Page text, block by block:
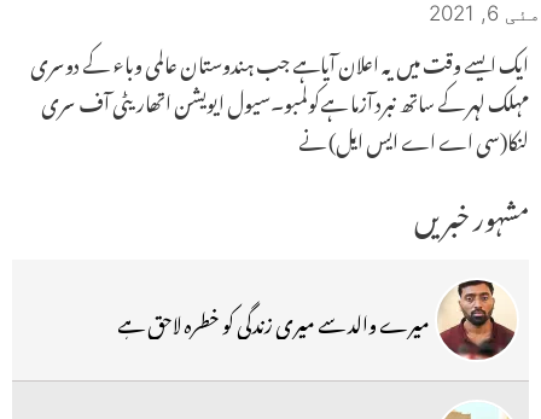
مئی 6, 2021
ایک ایسے وقت میں یہ اعلان آیاہے جب ہندوستان عالمی وباء کے دوسری
مہلک لہر کے ساتھ نبرد آزما ہےکولمبو۔سیول ایویشن اتھاریٹی آف سری
لنکا(سی اے اے ایس ایل) نے
مشہور خبریں
میرے والد سے میری زندگی کو خطرہ لاحق ہے